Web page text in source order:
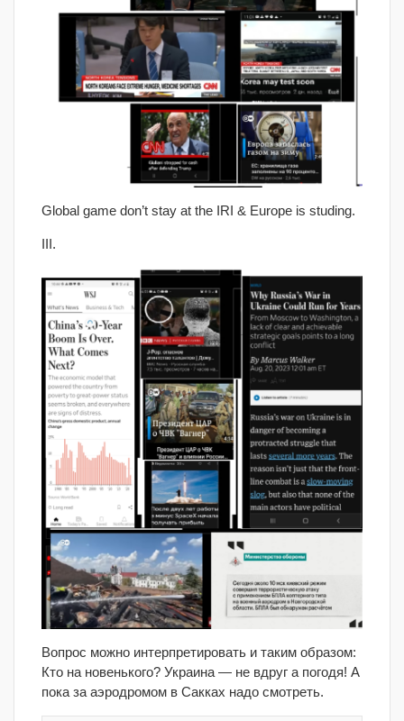
Global game don’t stay at the IRI & Europe is studing.
III.
Вопрос можно интерпретировать и таким образом:
Кто на новенького? Украина — не вдруг а погодя! А
пока за аэродромом в Сакках надо смотреть.